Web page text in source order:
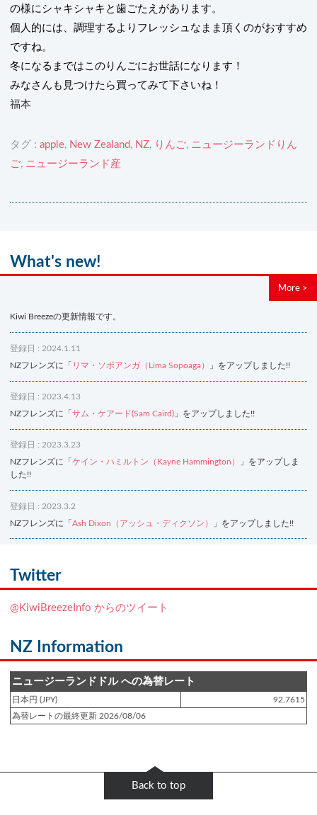
の様にシャキシャキと歯ごたえがあります。
個人的には、調理するよりフレッシュなまま頂くのがおすすめ
ですね。
冬になるまではこのりんごにお世話になります！
みなさんも見つけたら買ってみて下さいね！
福本
タグ : apple, New Zealand , NZ, りんご, ニュージーランドりん
ご, ニュージーランド産
What's new!
More >
Kiwi Breezeの更新情報です。
登録日 : 2024.1.11
NZフレンズに「 リマ・ソポアンガ（Lima Sopoaga） 」をアップしました!!
登録日 : 2023.4.13
NZフレンズに「 サム・ケアード(Sam Caird) 」をアップしました!!
登録日 : 2023.3.23
NZフレンズに「 ケイン・ハミルトン（Kayne Hammington）
」をアップしま
した!!
登録日 : 2023.3.2
NZフレンズに「 Ash Dixon（アッシュ・ディクソン） 」をアップしました!!
NZフレンズに「
登録日 : 2019.4.10
登録日 : 2019.2.28
NZクッキングに「ニュージーランド産キウイの酢の物
登録日 : 2019.2.4
Twitter
@KiwiBreezeInfo からのツイート
NZ Information
ニュージーランドドル への為替レート
日本円 (JPY)
92.7615
為替レートの最終更新 2026/08/06
Back to top